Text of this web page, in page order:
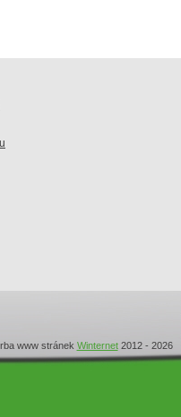
www stránek Winternet2012 - 2026